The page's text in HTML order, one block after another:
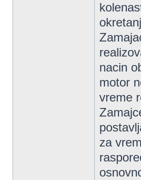
nacin
motor
vreme
za